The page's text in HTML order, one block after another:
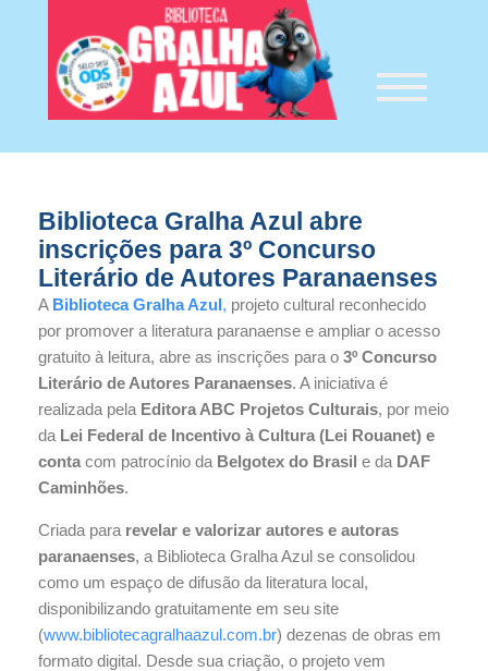
Biblioteca Gralha Azul abre
inscrições para 3º Concurso
Literário de Autores Paranaenses
A Biblioteca Gralha Azul, projeto cultural reconhecido
por promover a literatura paranaense e ampliar o acesso
gratuito à leitura, abre as inscrições para o 3º Concurso
Literário de Autores Paranaenses. A iniciativa é
realizada pela Editora ABC Projetos Culturais, por meio
da Lei Federal de Incentivo à Cultura (Lei Rouanet) e
conta com patrocínio da Belgotex do Brasil e da DAF
Caminhões.
Criada para revelar e valorizar autores e autoras
paranaenses, a Biblioteca Gralha Azul se consolidou
como um espaço de difusão da literatura local,
disponibilizando gratuitamente em seu site
(www.bibliotecagralhaazul.com.br) dezenas de obras em
formato digital. Desde sua criação, o projeto vem